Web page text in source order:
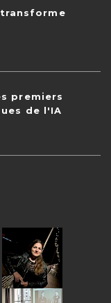
premiers
de l'IA